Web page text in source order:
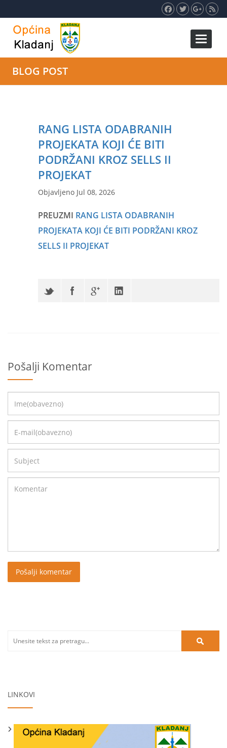
Toggle
BLOG POST
RANG LISTA ODABRANIH
PROJEKATA KOJI ĆE BITI
PODRŽANI KROZ SELLS II
PROJEKAT
Objavljeno Jul 08, 2026
PREUZMI RANG LISTA ODABRANIH
PROJEKATA KOJI ĆE BITI PODRŽANI KROZ
SELLS II PROJEKAT
Pošalji Komentar
LINKOVI